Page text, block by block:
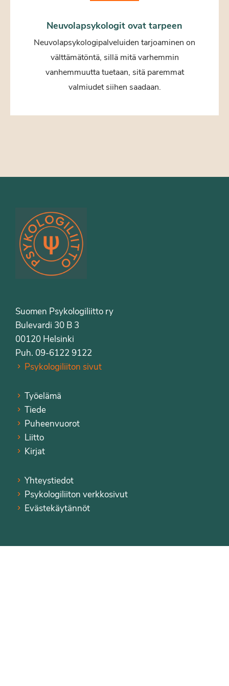
Neuvolapsykologit ovat tarpeen
Neuvolapsykologipalveluiden tarjoaminen on
välttämätöntä, sillä mitä varhemmin
vanhemmuutta tuetaan, sitä paremmat
valmiudet siihen saadaan.
Suomen Psykologiliitto ry
Bulevardi 30 B 3
00120 Helsinki
Puh. 09-6122 9122
Psykologiliiton sivut
Työelämä
Tiede
Puheenvuorot
Liitto
Kirjat
Yhteystiedot
Psykologiliiton verkkosivut
Evästekäytännöt